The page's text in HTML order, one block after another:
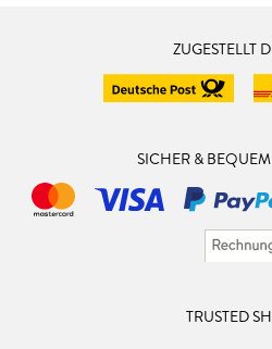
ZUGESTELLT
SICHER &
TRUSTED